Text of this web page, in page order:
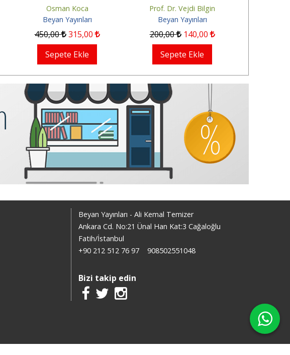
Osman Koca
Beyan Yayınları
450,00 315,00
Sepete Ekle
Prof. Dr. Vejdi Bilgin
Beyan Yayınları
200,00 140,00
Sepete Ekle
Beyan Yayınları - Ali Kemal Temizer
Ankara Cd. No:21 Ünal Han Kat:3 Cağaloğlu
Fatih/İstanbul
+90 212 512 76 97
908502551048
Bizi takip edin